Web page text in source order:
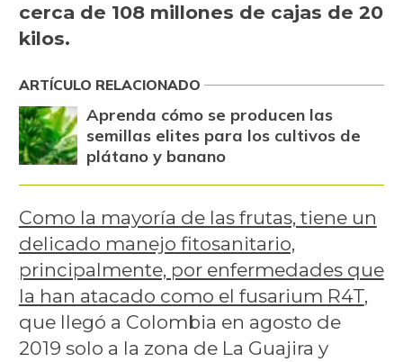
cerca de 108 millones de cajas de 20
kilos.
ARTÍCULO RELACIONADO
Aprenda cómo se producen las
semillas elites para los cultivos de
plátano y banano
Como la mayoría de las frutas, tiene un
delicado manejo fitosanitario,
principalmente, por enfermedades que
la han atacado como el fusarium R4T,
que llegó a Colombia en agosto de
2019 solo a la zona de La Guajira y